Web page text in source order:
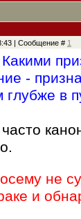
| Сообщение # 1
-
глубже в
не
и